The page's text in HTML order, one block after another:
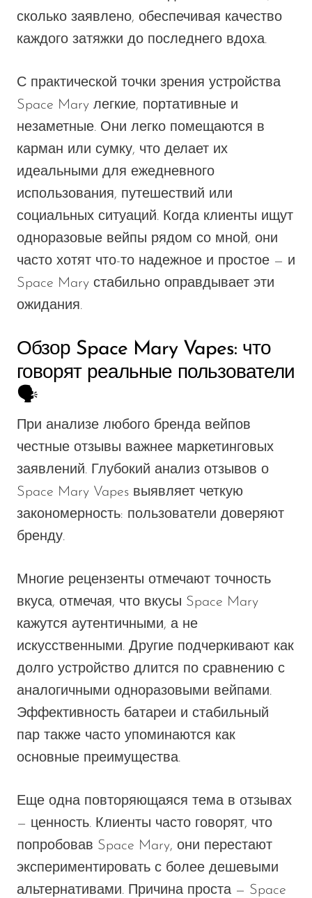
сколько заявлено, обеспечивая качество
каждого затяжки до последнего вдоха.
С практической точки зрения устройства
Space Mary легкие, портативные и
незаметные. Они легко помещаются в
карман или сумку, что делает их
идеальными для ежедневного
использования, путешествий или
социальных ситуаций. Когда клиенты ищут
одноразовые вейпы рядом со мной, они
часто хотят что-то надежное и простое — и
Space Mary стабильно оправдывает эти
ожидания.
Обзор Space Mary Vapes: что
говорят реальные пользователи
🗣️
При анализе любого бренда вейпов
честные отзывы важнее маркетинговых
заявлений. Глубокий анализ отзывов о
Space Mary Vapes выявляет четкую
закономерность: пользователи доверяют
бренду.
Многие рецензенты отмечают точность
вкуса, отмечая, что вкусы Space Mary
кажутся аутентичными, а не
искусственными. Другие подчеркивают как
долго устройство длится по сравнению с
аналогичными одноразовыми вейпами.
Эффективность батареи и стабильный
пар также часто упоминаются как
основные преимущества.
Еще одна повторяющаяся тема в отзывах
— ценность. Клиенты часто говорят, что
попробовав Space Mary, они перестают
экспериментировать с более дешевыми
альтернативами. Причина проста — Space